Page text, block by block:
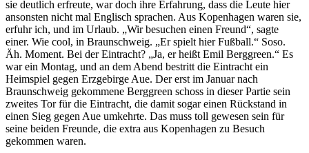
sie deutlich erfreute, war doch ihre Erfahrung, dass die Leute hier
ansonsten nicht mal Englisch sprachen. Aus Kopenhagen waren sie,
erfuhr ich, und im Urlaub. „Wir besuchen einen Freund“, sagte
einer. Wie cool, in Braunschweig. „Er spielt hier Fußball.“ Soso.
Äh. Moment. Bei der Eintracht? „Ja, er heißt Emil Berggreen.“ Es
war ein Montag, und an dem Abend bestritt die Eintracht ein
Heimspiel gegen Erzgebirge Aue. Der erst im Januar nach
Braunschweig gekommene Berggreen schoss in dieser Partie sein
zweites Tor für die Eintracht, die damit sogar einen Rückstand in
einen Sieg gegen Aue umkehrte. Das muss toll gewesen sein für
seine beiden Freunde, die extra aus Kopenhagen zu Besuch
gekommen waren.